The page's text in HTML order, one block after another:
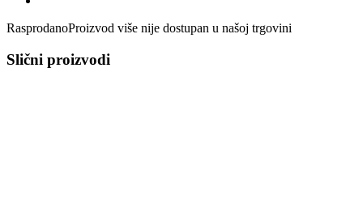
RasprodanoProizvod više nije dostupan u našoj trgovini
Slični proizvodi